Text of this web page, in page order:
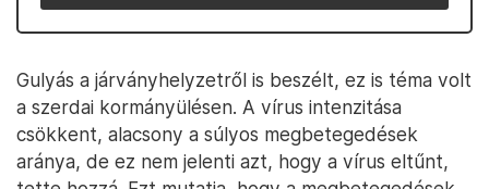
Gulyás a járványhelyzetről is beszélt, ez is téma volt
a szerdai kormányülésen. A vírus intenzitása
csökkent, alacsony a súlyos megbetegedések
aránya, de ez nem jelenti azt, hogy a vírus eltűnt,